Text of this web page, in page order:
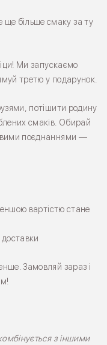
ще більше смаку за ту
Ми запускаємо
третю у подарунок.
потішити родину
смаків. Обирай
поєднаннями —
вартістю стане
Замовляй зараз і
з іншими